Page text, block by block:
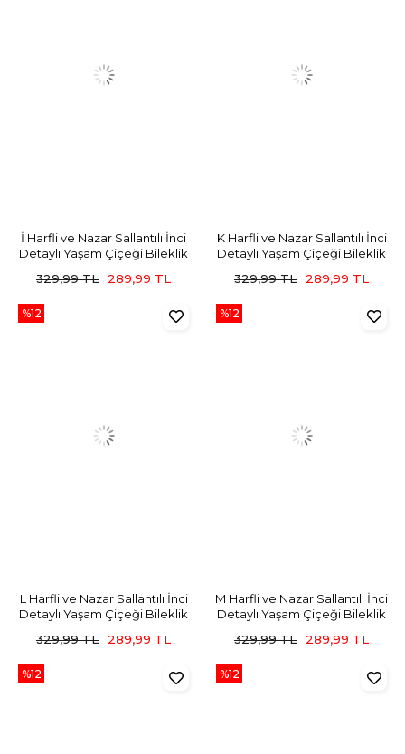
İ Harfli ve Nazar Sallantılı İnci
Detaylı Yaşam Çiçeği Bileklik
329,99 TL
289,99 TL
K Harfli ve Nazar Sallantılı İnci
Detaylı Yaşam Çiçeği Bileklik
329,99 TL
289,99 TL
L Harfli ve Nazar Sallantılı İnci
Detaylı Yaşam Çiçeği Bileklik
329,99 TL
289,99 TL
%12
M Harfli ve Nazar Sallantılı İnci
Detaylı Yaşam Çiçeği Bileklik
329,99 TL
289,99 TL
%12
%12 %12